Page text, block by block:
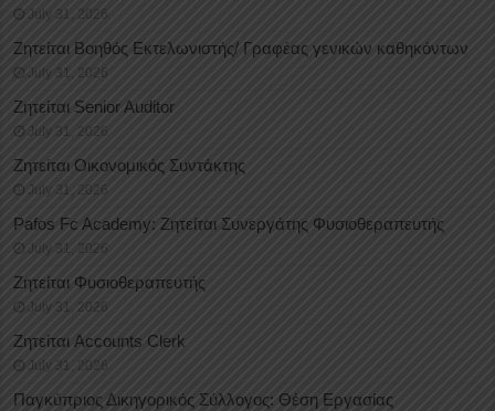
July 31, 2026
Ζητείται Βοηθός Εκτελωνιστής/ Γραφέας γενικών καθηκόντων
July 31, 2026
Ζητείται Senior Auditor
July 31, 2026
Ζητείται Οικονομικός Συντάκτης
July 31, 2026
Pafos Fc Academy: Ζητείται Συνεργάτης Φυσιοθεραπευτής
July 31, 2026
Ζητείται Φυσιοθεραπευτής
July 31, 2026
Ζητείται Accounts Clerk
July 31, 2026
Παγκύπριος Δικηγορικός Σύλλογος: Θέση Εργασίας